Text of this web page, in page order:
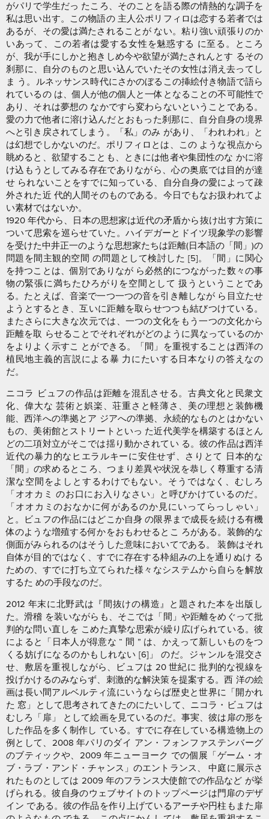
がパリで学生だっ たころ、そのことを語る際の情熱的な調子を
私は思い出す。この物語の 主人公ポリフィロは恋する若者では
あるが、その愛は満たされることが ない。粘り強い頑張りのか
いあって、この若者は愛する女性を魅惑する に至る。ところ
が、我が手にしかと抱きしめ今や欲望が満たされんとす るその
刹那に、自分のものと思い込んでいたその女性は消え去ってし
ま う。ルネッサンス時代にさかのぼるこの挿絵付き物語で語ら
れているの は、個人が他の個人と一体となることの不可能性で
あり、それは夢想の なかですら変わらないということである。
愛の力で他者に溶け込んだとおもった刹那に、自分自身の境界
へと引き戻されてしまう。「私」のみ があり、「われわれ」と
は幻想でしかないのだ。ポリフィロとは、この ような視点から
眺めると、欲望することも、ときには他者や集団性のな かに溶
け込もうとしてみる存在でありながら、心の奥底では目的が達
せ られないことをすでに知っている、自分自身の愛によって疎
外された近 代的人間そのものである。今日でもなお扱われてよ
い素材ではないか。
1920 年代から、日本の思想家は近代の矛盾から抜け出す方策に
ついて思索を巡らせていた。ハイデガーとドイツ現象学の影響
を受けた中井正一のような思想家たちは距離(日本語の「間」)の
問題を間主観的空間 の問題として検討した [5]。「間」に関心
を持つことは、個別でありなが ら必然的につながった数々の事
物の緊張に満ちたひろがりを空間として 扱うということであ
る。たとえば、音楽で一つ一つの音を引き離しなが ら目立たせ
ようとするとき、互いに距離を取らせつつも結びつけている。
またさらに大きな次元では、一つの文化をもう一つの文化から
距離を取 らせることでそれぞれがどのように異なっているのか
をよりよく示すこ とができる。「間」を重視することは西洋の
植民地主義的言説による暴 力にたいする日本なりの答えなの
だ。
ニコラ ビュフの作品は距離を混乱させる。古典文化と民衆文
化、偉大な 芸術と娯楽、荘重さと軽薄さ、美の理想と装飾機
能、西洋への準拠とア ジアへの準拠、永続的なものとはかない
もの、美術館とストリートといっ た近代美学を構築するほとん
どの二項対立がそこでは揺り動かされてい る。彼の作品は西洋
近代の暴力的なヒエラルキーに安住せず、さりとて 日本的な
「間」の求めるところ、つまり差異や状況を恭しく尊重する清
潔な空間をよしとするわけでもない。そうではなく、むしろ
「オオカミ のお口にお入りなさい」と呼びかけているのだ。
「オオカミのおなかに何があるのか見にいってらっしゃい」
と。ビュフの作品にはどこか自身 の限界まで成長を続ける有機
体のような増殖する何かをおもわせるとこ ろがある。装飾的な
側面がみられるのはそうした意味においてである。 装飾はそれ
自体が目的ではなく、すでに存在する枠組みの上を通りぬけ る
ための、すでに打ち立てられた様々なシステムから自らを解放
するた めの手段なのだ。
2012 年末に北野武は『間抜けの構造』と題された本を出版し
た。滑稽 を装いながらも、そこでは「間」や距離をめぐって批
判的な問い直しを こめた真摯な思索が繰り広げられている。彼
によると「日本人が得意な “ 間 ” は、かえって新しいものをつ
くる妨げになるのかもしれない [6]」 のだ。ジャンルを混交さ
せ、敷居を重視しながら、ビュフは 20 世紀に 批判的な視線を
投げかけるのみならず、刺激的な解決策を提案する。西 洋の絵
画は長い間アルベルティ流にいうならば歴史と世界に「開かれ
た 窓」として思考されてきたのにたいして、ニコラ・ビュフは
むしろ「扉」 として絵画を見ているのだ。事実、彼は扉の形を
した作品を多く制作し ている。すでに存在している構造物上の
例として、2008 年パリのダイ アン・フォンファステンバーグ
のブティックや、2009 年ニューヨーク での個展「ゲーム・オ
ブ・ラブ・アンド・チャンス」のエントランス、 中庭に展示さ
れたものとしては 2009 年のフランス大使館での作品など が挙
げられる。彼自身のウェブサイトのトップページは門扉のデザ
イン である。彼の作品を作り上げているアーチや円柱もまた扉